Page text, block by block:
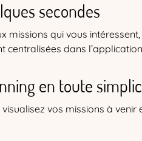
secondes
missions qui vous
centralisées dans
en toute
vos missions à